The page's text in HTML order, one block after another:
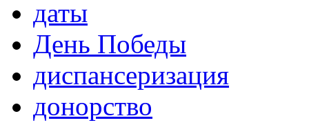
даты
День Победы
диспансеризация
донорство